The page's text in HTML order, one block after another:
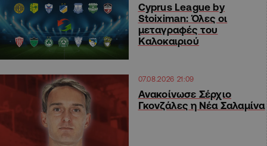
Cyprus League by
Stoiximan: Όλες οι
μεταγραφές του
Καλοκαιριού
07.08.2026 21:09
Ανακοίνωσε Σέρχιο
Γκονζάλες η Νέα Σαλαμίνα